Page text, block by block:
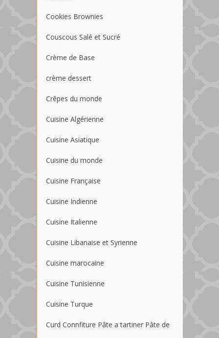
Cookies Brownies
Couscous Salé et Sucré
Crème de Base
crème dessert
Crêpes du monde
Cuisine Algérienne
Cuisine Asiatique
Cuisine du monde
Cuisine Française
Cuisine Indienne
Cuisine Italienne
Cuisine Libanaise et Syrienne
Cuisine marocaine
Cuisine Tunisienne
Cuisine Turque
Curd Connfiture Pâte a tartiner Pâte de